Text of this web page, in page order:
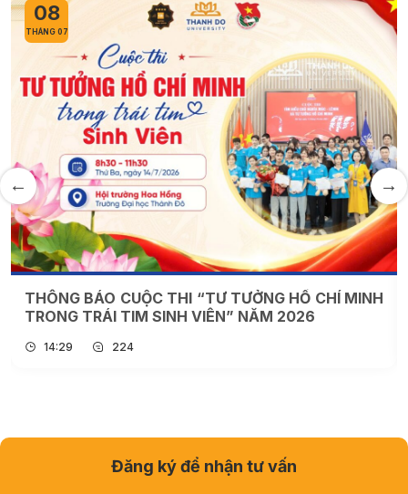
08
THÁNG 07
THÔNG BÁO CUỘC THI “TƯ TƯỞNG HỒ CHÍ MINH
TRONG TRÁI TIM SINH VIÊN” NĂM 2026
14:29 224
Đăng ký để nhận tư vấn